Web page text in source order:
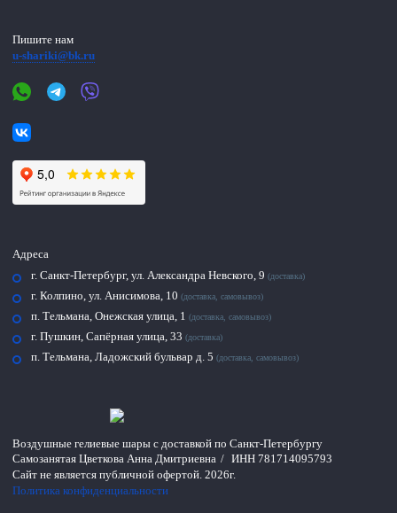
Воздушные гелиевые шары с доставкой по Санкт-Петербургу
Самозанятая Цветкова Анна Дмитриевна / ИНН 781714095793
Сайт не является публичной офертой. 2026г.
Политика конфиденциальности
Пишите нам
u-shariki@bk.ru
Адреса
г. Санкт-Петербург, ул. Александра Невского, 9 (доставка)
г. Колпино, ул. Анисимова, 10 (доставка, самовывоз)
п. Тельмана, Онежская улица, 1 (доставка, самовывоз)
г. Пушкин, Сапёрная улица, 33 (доставка)
п. Тельмана, Ладожский бульвар д. 5 (доставка, самовывоз)